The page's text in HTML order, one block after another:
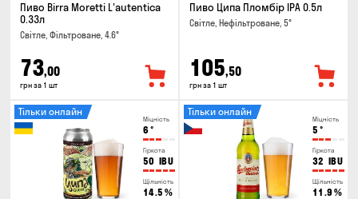
Пиво Birra Moretti L'autentica
0.33л
Світле, Фільтроване, 4.6°
73,00
грн за 1 шт
Пиво Ципа Пломбір IPA 0.5л
Світле, Нефільтроване, 5°
105,50
грн за 1 шт
Міцність
6 °
Гіркота
50 IBU
Щільність
14.5 %
Тільки онлайн
Міцність
5 °
Гіркота
32 IBU
Щільність
11.9 %
Тільки онлайн